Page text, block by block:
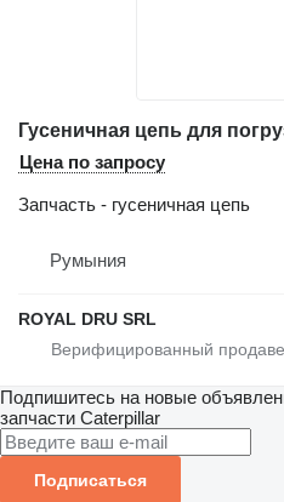
Цена по запросу
Запчасть - гусеничная цепь
Румыния
ROYAL DRU SRL
Подпишитесь на новые
запчасти Caterpillar
Подписаться